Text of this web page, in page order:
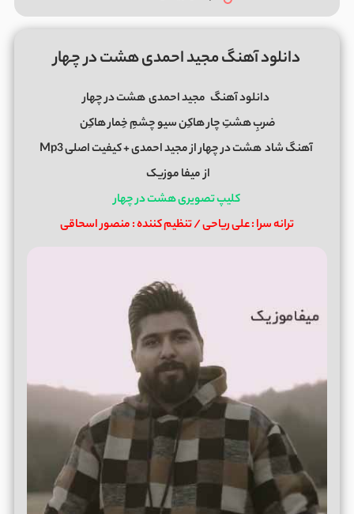
دانلود آهنگ مجید احمدی هشت در چهار
دانلود آهنگ مجید احمدیهشت در چهار
ضربِ هشتِ چار هاکِن سیو چشمِ خِمار هاکِن
آهنگ شادهشت در چهارازمجید احمدی
+ کیفیت اصلی Mp3
ازمیفا موزیک
کلیپ تصویری هشت در چهار
ترانه سرا : علی ریاحی / تنظیم کننده : منصور اسحاقی